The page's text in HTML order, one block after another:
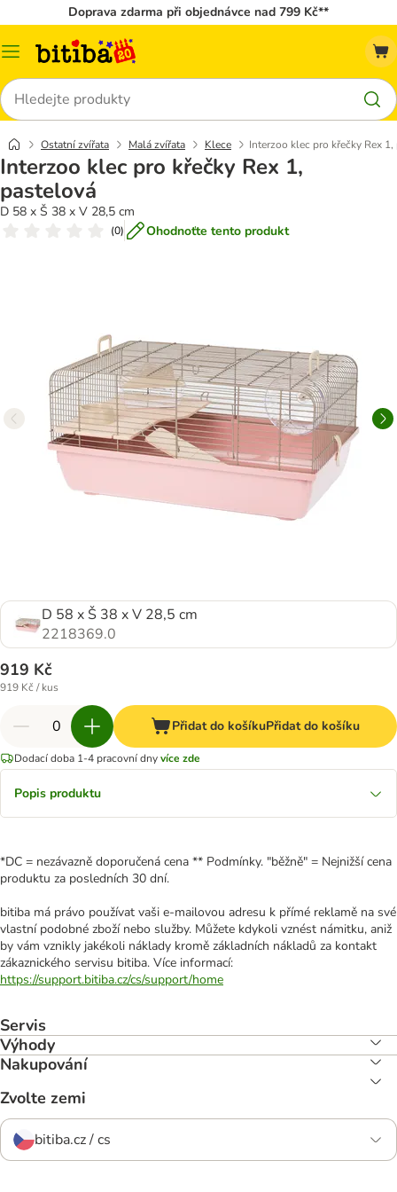
Doprava zdarma při objednávce nad 799 Kč**
Kategorie
Hledat
Ostatní zvířata Malá zvířata Klece Interzoo klec pro křečky Rex
Interzoo klec pro křečky Rex 1,
pastelová
D 58 x Š 38 x V 28,5 cm
(0) Ohodnoťte tento produkt
D 58 x Š 38 x V 28,5 cm
2218369.0
919 Kč
919 Kč / kus
Přidat do košíkuPřidat do košíku
Dodací doba 1-4 pracovní dnyvíce zde
Popis produktu
*DC = nezávazně doporučená cena ** Podmínky. "běžně" = Nejnižší cena
produktu za posledních 30 dní.
bitiba má právo používat vaši e-mailovou adresu k přímé reklamě na své
vlastní podobné zboží nebo služby. Můžete kdykoli vznést námitku, aniž
by vám vznikly jakékoli náklady kromě základních nákladů za kontakt
zákaznického servisu bitiba. Více informací:
https://support.bitiba.cz/cs/support/home
Servis
Výhody
Nakupování
Zvolte zemi
bitiba.cz / cs